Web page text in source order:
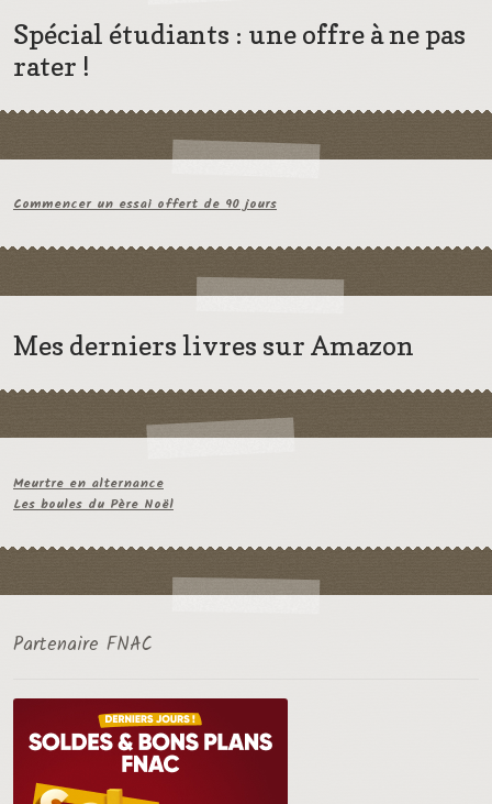
Spécial étudiants : une offre à ne pas
rater !
Commencer un essai offert de 90 jours
Mes derniers livres sur Amazon
Meurtre en alternance
Les boules du Père Noël
Partenaire FNAC